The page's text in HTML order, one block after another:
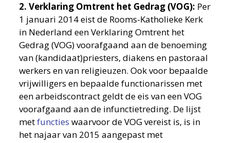
2. Verklaring Omtrent het Gedrag (VOG): Per
1 januari 2014 eist de Rooms-Katholieke Kerk
in Nederland een Verklaring Omtrent het
Gedrag (VOG) voorafgaand aan de benoeming
van (kandidaat)priesters, diakens en pastoraal
werkers en van religieuzen. Ook voor bepaalde
vrijwilligers en bepaalde functionarissen met
een arbeidscontract geldt de eis van een VOG
voorafgaand aan de infunctietreding. De lijst
metfuncties waarvoor de VOG vereist is, is in
het najaar van 2015 aangepast met